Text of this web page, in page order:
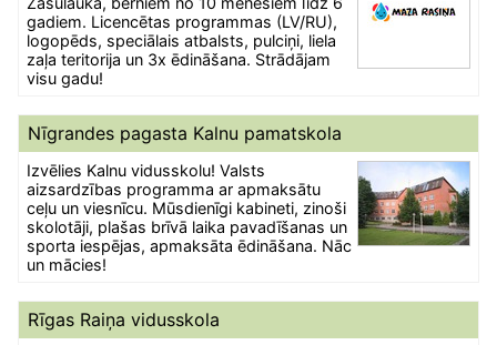
gadiem. Licencētas programmas (LV/RU),
logopēds, speciālais atbalsts, pulciņi, liela
zaļa teritorija un 3x ēdināšana. Strādājam
visu gadu!
Nīgrandes pagasta Kalnu pamatskola
Izvēlies Kalnu vidusskolu! Valsts
aizsardzības programma ar apmaksātu
ceļu un viesnīcu. Mūsdienīgi kabineti, zinoši
skolotāji, plašas brīvā laika pavadīšanas un
sporta iespējas, apmaksāta ēdināšana. Nāc
un mācies!
Rīgas Raiņa vidusskola